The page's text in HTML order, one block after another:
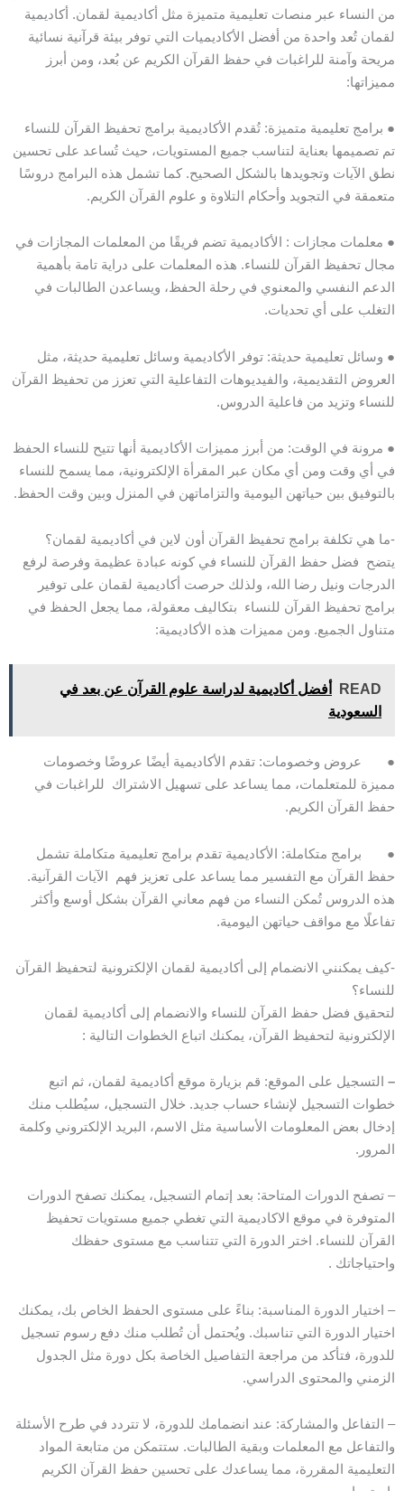
من النساء عبر منصات تعليمية متميزة مثل أكاديمية لقمان. أكاديمية
لقمان تُعد واحدة من أفضل الأكاديميات التي توفر بيئة قرآنية نسائية
مريحة وآمنة للراغبات في حفظ القرآن الكريم عن بُعد، ومن أبرز
مميزاتها:
● برامج تعليمية متميزة: تُقدم الأكاديمية برامج تحفيظ القرآن للنساء
تم تصميمها بعناية لتناسب جميع المستويات، حيث تُساعد على تحسين
نطق الآيات وتجويدها بالشكل الصحيح. كما تشمل هذه البرامج دروسًا
متعمقة في التجويد وأحكام التلاوة و علوم القرآن الكريم.
● معلمات مجازات : الأكاديمية تضم فريقًا من المعلمات المجازات في
مجال تحفيظ القرآن للنساء. هذه المعلمات على دراية تامة بأهمية
الدعم النفسي والمعنوي في رحلة الحفظ، ويساعدن الطالبات في
التغلب على أي تحديات.
● وسائل تعليمية حديثة: توفر الأكاديمية وسائل تعليمية حديثة، مثل
العروض التقديمية، والفيديوهات التفاعلية التي تعزز من تحفيظ القرآن
للنساء وتزيد من فاعلية الدروس.
● مرونة في الوقت: من أبرز مميزات الأكاديمية أنها تتيح للنساء الحفظ
في أي وقت ومن أي مكان عبر المقرأة الإلكترونية، مما يسمح للنساء
بالتوفيق بين حياتهن اليومية والتزاماتهن في المنزل وبين وقت الحفظ.
-ما هي تكلفة برامج تحفيظ القرآن أون لاين في أكاديمية لقمان؟
يتضح فضل حفظ القرآن للنساء في كونه عبادة عظيمة وفرصة لرفع
الدرجات ونيل رضا الله، ولذلك حرصت أكاديمية لقمان على توفير
برامج تحفيظ القرآن للنساء بتكاليف معقولة، مما يجعل الحفظ في
متناول الجميع. ومن مميزات هذه الأكاديمية:
READ
أفضل أكاديمية لدراسة علوم القرآن عن بعد في
السعودية
● عروض وخصومات: تقدم الأكاديمية أيضًا عروضًا وخصومات
مميزة للمتعلمات، مما يساعد على تسهيل الاشتراك للراغبات في
حفظ القرآن الكريم.
● برامج متكاملة: الأكاديمية تقدم برامج تعليمية متكاملة تشمل
حفظ القرآن مع التفسير مما يساعد على تعزيز فهم الآيات القرآنية.
هذه الدروس تُمكن النساء من فهم معاني القرآن بشكل أوسع وأكثر
تفاعلًا مع مواقف حياتهن اليومية.
-كيف يمكنني الانضمام إلى أكاديمية لقمان الإلكترونية لتحفيظ القرآن
للنساء؟
لتحقيق فضل حفظ القرآن للنساء والانضمام إلى أكاديمية لقمان
الإلكترونية لتحفيظ القرآن، يمكنك اتباع الخطوات التالية :
– التسجيل على الموقع: قم بزيارة موقع أكاديمية لقمان، ثم اتبع
خطوات التسجيل لإنشاء حساب جديد. خلال التسجيل، سيُطلب منك
إدخال بعض المعلومات الأساسية مثل الاسم، البريد الإلكتروني وكلمة
المرور.
– تصفح الدورات المتاحة: بعد إتمام التسجيل، يمكنك تصفح الدورات
المتوفرة في موقع الاكاديمية التي تغطي جميع مستويات تحفيظ
القرآن للنساء. اختر الدورة التي تتناسب مع مستوى حفظك
واحتياجاتك .
– اختيار الدورة المناسبة: بناءً على مستوى الحفظ الخاص بك، يمكنك
اختيار الدورة التي تناسبك. ويُحتمل أن تُطلب منك دفع رسوم تسجيل
للدورة، فتأكد من مراجعة التفاصيل الخاصة بكل دورة مثل الجدول
الزمني والمحتوى الدراسي.
– التفاعل والمشاركة: عند انضمامك للدورة، لا تتردد في طرح الأسئلة
والتفاعل مع المعلمات وبقية الطالبات. ستتمكن من متابعة المواد
التعليمية المقررة، مما يساعدك على تحسين حفظ القرآن الكريم